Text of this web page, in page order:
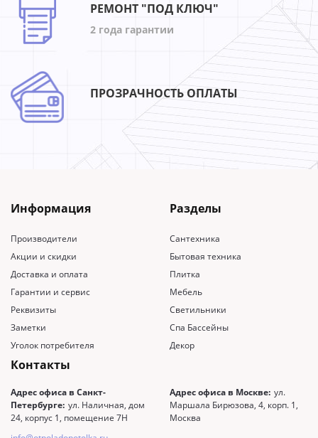
РЕМОНТ "ПОД КЛЮЧ"
2 года гарантии
ПРОЗРАЧНОСТЬ ОПЛАТЫ
Информация
Производители
Акции и скидки
Доставка и оплата
Гарантии и сервис
Реквизиты
Заметки
Уголок потребителя
Разделы
Сантехника
Бытовая техника
Плитка
Мебель
Светильники
Спа Бассейны
Декор
Контакты
Адрес офиса в Санкт-
Петербурге: ул. Наличная, дом
24, корпус 1, помещение 7Н
Адрес офиса в Москве: ул.
Маршала Бирюзова, 4, корп. 1,
Москва